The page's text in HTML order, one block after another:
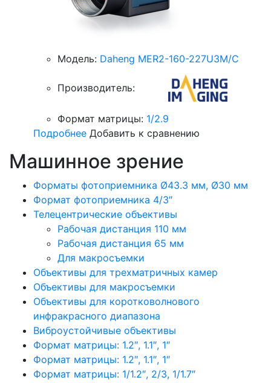
Модель: Daheng MER2-160-227U3M/C
Производитель:
Формат матрицы: 1/2.9
Подробнее Добавить к сравнению
Машинное зрение
Форматы фотоприемника Ø43.3 мм, Ø30 мм
Формат фотоприемника 4/3″
Телецентрические объективы
Рабочая дистанция 110 мм
Рабочая дистанция 65 мм
Для макросъемки
Объективы для трехматричных камер
Объективы для макросъемки
Объективы для коротковолнового
инфракрасного диапазона
Виброустойчивые объективы
Формат матрицы: 1.2″, 1.1″, 1″
Формат матрицы: 1.2″, 1.1″, 1″
Формат матрицы: 1/1.2″, 2/3, 1/1.7″